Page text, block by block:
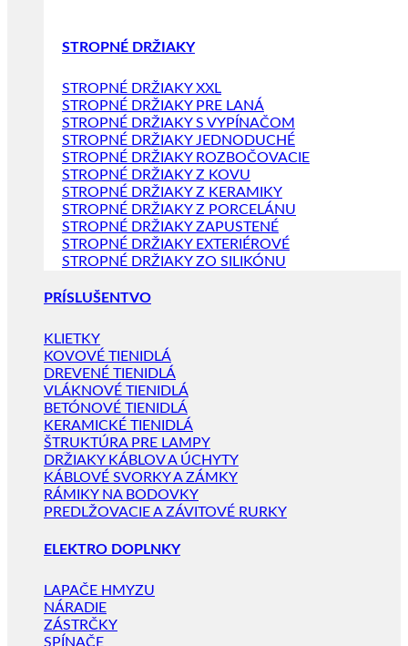
STROPNÉ DRŽIAKY
STROPNÉ DRŽIAKY XXL
STROPNÉ DRŽIAKY PRE LANÁ
STROPNÉ DRŽIAKY S VYPÍNAČOM
STROPNÉ DRŽIAKY JEDNODUCHÉ
STROPNÉ DRŽIAKY ROZBOČOVACIE
STROPNÉ DRŽIAKY Z KOVU
STROPNÉ DRŽIAKY Z KERAMIKY
STROPNÉ DRŽIAKY Z PORCELÁNU
STROPNÉ DRŽIAKY ZAPUSTENÉ
STROPNÉ DRŽIAKY EXTERIÉROVÉ
STROPNÉ DRŽIAKY ZO SILIKÓNU
PRÍSLUŠENTVO
KLIETKY
KOVOVÉ TIENIDLÁ
DREVENÉ TIENIDLÁ
VLÁKNOVÉ TIENIDLÁ
BETÓNOVÉ TIENIDLÁ
KERAMICKÉ TIENIDLÁ
ŠTRUKTÚRA PRE LAMPY
DRŽIAKY KÁBLOV A ÚCHYTY
KÁBLOVÉ SVORKY A ZÁMKY
RÁMIKY NA BODOVKY
PREDLŽOVACIE A ZÁVITOVÉ RURKY
ELEKTRO DOPLNKY
LAPAČE HMYZU
NÁRADIE
ZÁSTRČKY
SPÍNAČE